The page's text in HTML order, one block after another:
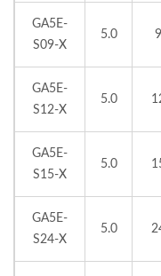
GA5E-
S09-X
5.0 9
GA5E-
S12-X
5.0
GA5E-
S15-X
5.0
GA5E-
S24-X
5.0